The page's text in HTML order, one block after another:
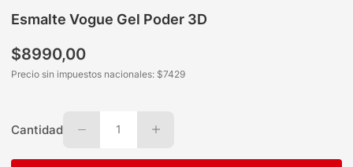
Esmalte Vogue Gel Poder 3D
$8990,00
Precio sin impuestos nacionales: $7429
Cantidad 1